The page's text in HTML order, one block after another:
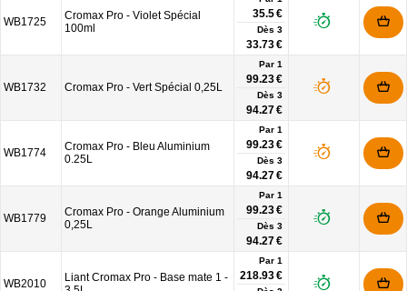
WB1725
Cromax Pro - Violet Spécial
100ml
35.5 €
Dès 3
33.73 €
WB1732 Cromax Pro - Vert Spécial 0,25L
Par 1
99.23 €
Dès 3
94.27 €
WB1774
Cromax Pro - Bleu Aluminium
0.25L
Par 1
99.23 €
Dès 3
94.27 €
WB1779
Cromax Pro - Orange Aluminium
0,25L
Par 1
99.23 €
Dès 3
94.27 €
WB2010
Liant Cromax Pro - Base mate 1 -
Par 1
218.93 €